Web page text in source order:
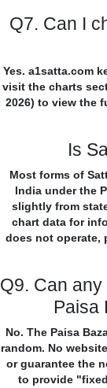
Q7. Can I
Yes. a1satta.com
visit the charts
2026) to view the
Is
Most forms of
India under the
slightly from
chart data for
does not operate,
Q9. Can
Paisa
No. The Paisa
random. No
or guarantee the
to provide